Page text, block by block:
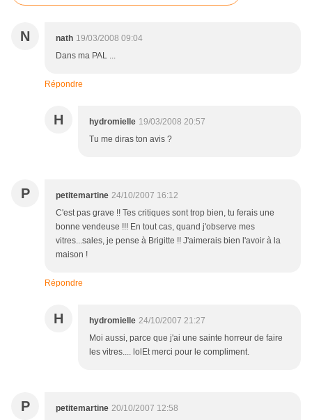
N nath 19/03/2008 09:04
Dans ma PAL ...
Répondre
H hydromielle 19/03/2008 20:57
Tu me diras ton avis ?
P petitemartine 24/10/2007 16:12
C'est pas grave !! Tes critiques sont trop bien, tu ferais une
bonne vendeuse !!! En tout cas, quand j'observe mes
vitres...sales, je pense à Brigitte !! J'aimerais bien l'avoir à la
maison !
Répondre
H hydromielle 24/10/2007 21:27
Moi aussi, parce que j'ai une sainte horreur de faire
les vitres.... lolEt merci pour le compliment.
P petitemartine 20/10/2007 12:58